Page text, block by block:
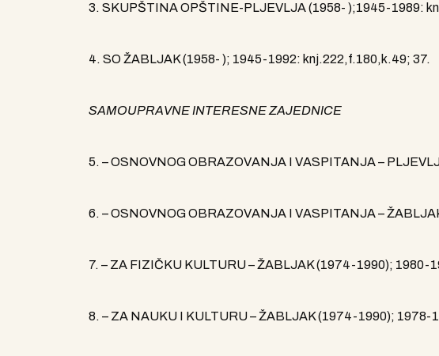
3. SKUPŠTINA OPŠTINE-PLJEVLJA (1958- );1945-1989:
4. SO ŽABLJAK (1958- ); 1945-1992: knj.222,f.180,k.49; 37.
SAMOUPRAVNE INTERESNE ZAJEDNICE
5. – OSNOVNOG OBRAZOVANJA I VASPITANJA –
6. – OSNOVNOG OBRAZOVANJA I VASPITANJA –
7. – ZA FIZIČKU KULTURU – ŽABLJAK (1974-1990); 1980-
8. – ZA NAUKU I KULTURU – ŽABLJAK (1974-1990); 1978-